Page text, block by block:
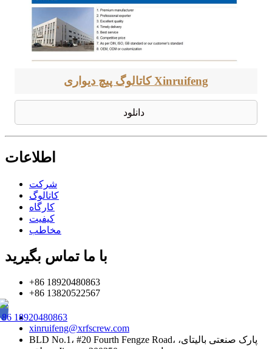
کاتالوگ پیچ دیواری Xinruifeng
دانلود
اطلاعات
شرکت
کاتالوگ
کارگاه
کیفیت
مخاطب
با ما تماس بگیرید
+86 18920480863
+86 13820522567
18920480863
xinruifeng@xrfscrew.com
BLD No.1، #20 Fourth Fengze Road، پارک صنعتی بالیتای،